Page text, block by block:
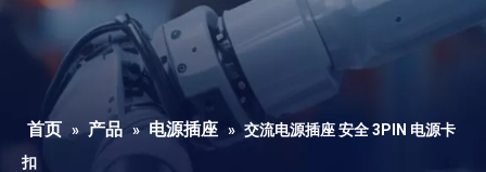
首页 » 产品 » 电源插座 » 交流电源插座 安全 3PIN 电源卡
扣